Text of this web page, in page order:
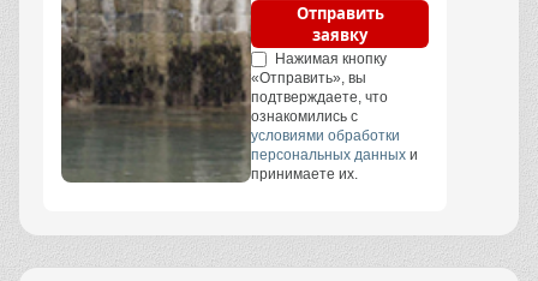
Отправить
заявку
Нажимая кнопку
«Отправить», вы
подтверждаете, что
ознакомились с
условиями обработки
персональных данных и
принимаете их.